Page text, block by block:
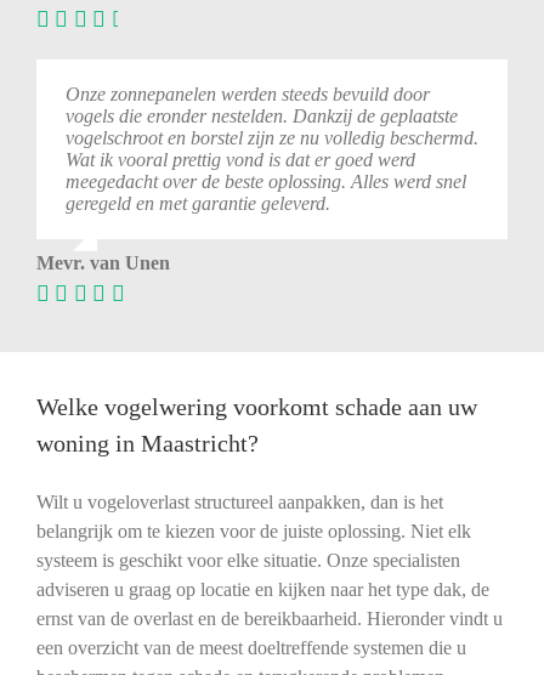
Onze zonnepanelen werden steeds bevuild door
vogels die eronder nestelden. Dankzij de geplaatste
vogelschroot en borstel zijn ze nu volledig beschermd.
Wat ik vooral prettig vond is dat er goed werd
meegedacht over de beste oplossing. Alles werd snel
geregeld en met garantie geleverd.
Mevr. van Unen
Welke vogelwering voorkomt schade aan uw
woning in Maastricht?
Wilt u vogeloverlast structureel aanpakken, dan is het
belangrijk om te kiezen voor de juiste oplossing. Niet elk
systeem is geschikt voor elke situatie. Onze specialisten
adviseren u graag op locatie en kijken naar het type dak, de
ernst van de overlast en de bereikbaarheid. Hieronder vindt u
een overzicht van de meest doeltreffende systemen die u